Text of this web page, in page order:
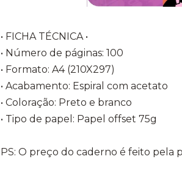
• FICHA TÉCNICA •
• Número de páginas: 100
• Formato: A4 (210X297)
• Acabamento: Espiral com acetato
• Coloração: Preto e branco
• Tipo de papel: Papel offset 75g
PS: O preço do caderno é feito pela